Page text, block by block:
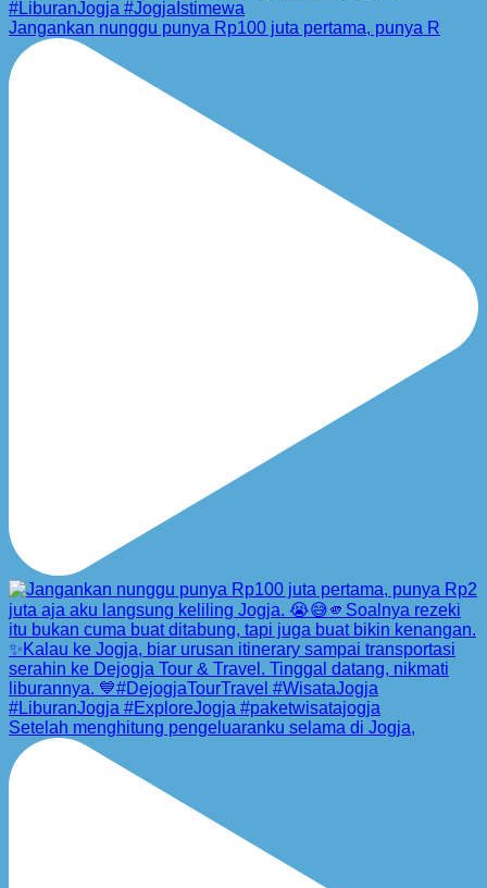
Jangankan nunggu punya Rp100 juta pertama, punya R
Setelah menghitung pengeluaranku selama di Jogja,